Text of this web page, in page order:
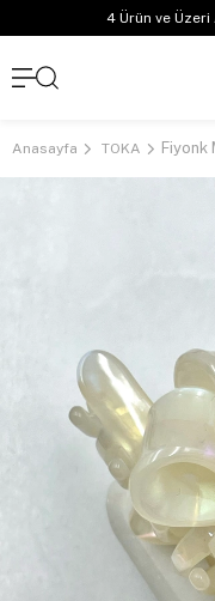
4 Ürün ve
Anasayfa TOKA Fiyonk